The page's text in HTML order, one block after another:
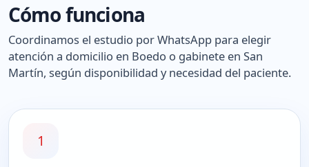
Cómo funciona
Coordinamos el estudio por WhatsApp para elegir
atención a domicilio en Boedo o gabinete en San
Martín, según disponibilidad y necesidad del paciente.
1